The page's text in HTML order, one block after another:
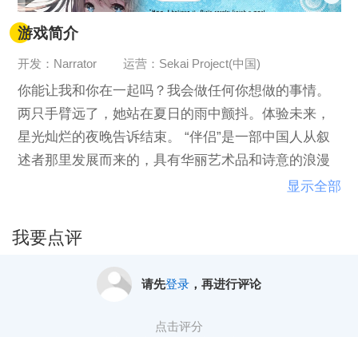
游戏简介
开发：Narrator 运营：Sekai Project(中国)
你能让我和你在一起吗？我会做任何你想做的事情。
两只手臂远了，她站在夏日的雨中颤抖。体验未来，
星光灿烂的夜晚告诉结束。 “伴侣”是一部中国人从叙
述者那里发展而来的，具有华丽艺术品和诗意的浪漫
主义的视觉小说。伴侣之星项目是一个遥远的过去的
球痛苦地转移到轨道周围地球上的先驱们进行地形和
灾难之后失去了对伴星的控制。许多年过去了，现在
已经不在轨道上的伴星将给地球带来不可避免的破
坏。那些知道但是他们不希望表面世界陷入混乱，所
显示全部
我要点评
请先登录，再进行评论
点击评分